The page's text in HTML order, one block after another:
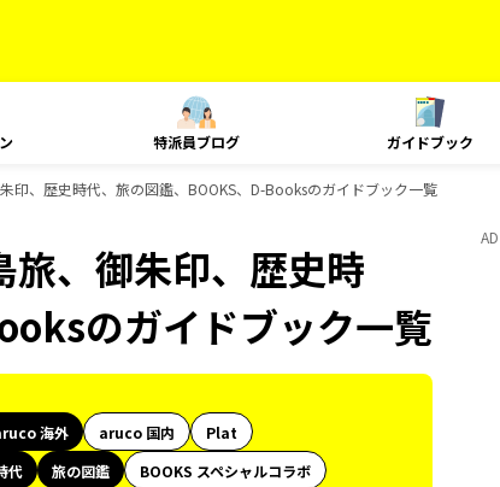
特派員ブログ ガイドブック
印、歴史時代、旅の図鑑、BOOKS、D-Booksのガイドブック一覧
、御朱印、歴史時
のガイドブック一覧
海外 aruco 国内
Plat
代 旅の図鑑
BOOKS スペシャルコラボ
AD